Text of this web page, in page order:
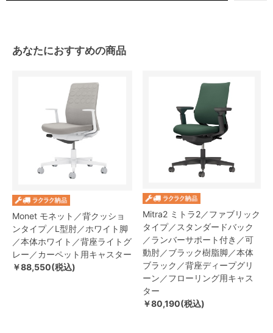
あなたにおすすめの商品
Monet モネット／背クッショ
ンタイプ／L型肘／ホワイト脚
／本体ホワイト／背座ライトグ
レー／カーペット用キャスター
￥88,550(税込)
Mitra2 ミトラ2／ファブリック
タイプ／スタンダードバック
／ランバーサポート付き／可
動肘／ブラック樹脂脚／本体
ブラック／背座ディープグリ
ーン／フローリング用キャス
ター
￥80,190(税込)